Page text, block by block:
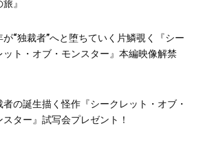
』
が“独裁者”へと堕ちていく片鱗覗く『シー
ット・オブ・モンスター』本編映像解禁
者の誕生描く怪作『シークレット・オブ・
スター』試写会プレゼント！